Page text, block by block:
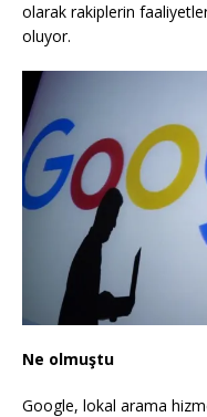
olarak rakiplerin
oluyor.
Ne olmuştu
Google, lokal arama